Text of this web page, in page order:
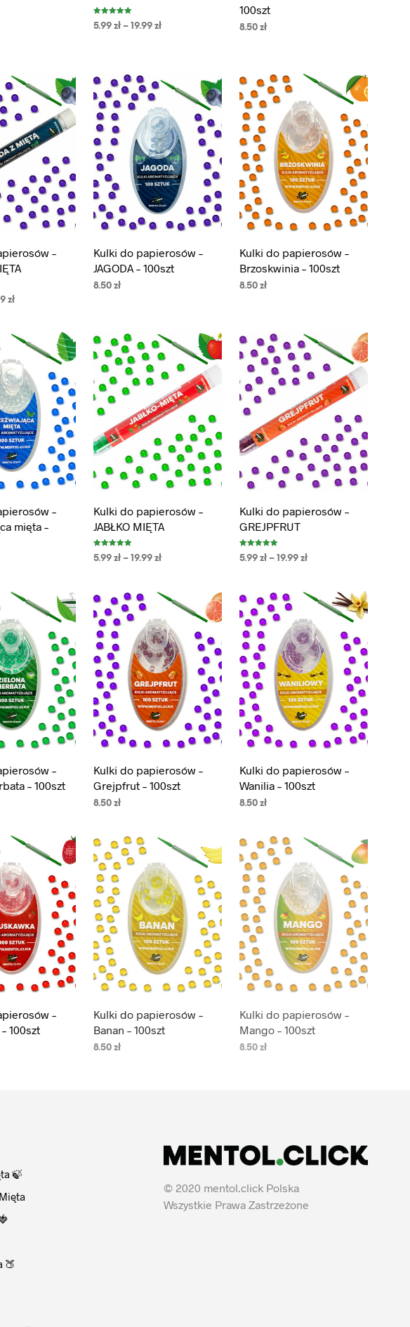
Oceniono
5.00
5.99 zł– 19.99 zł
100szt
8.50 zł
–
zł
Kulki do papierosów –
JAGODA – 100szt
8.50 zł
Kulki do papierosów –
Brzoskwinia – 100szt
8.50 zł
–
mięta –
Kulki do papierosów –
JABŁKO MIĘTA
Oceniono
5.00
5.99 zł– 19.99 zł
Kulki do papierosów –
GREJPFRUT
Oceniono
5.00
5.99 zł– 19.99 zł
–
– 100szt
Kulki do papierosów –
Grejpfrut – 100szt
8.50 zł
Kulki do papierosów –
Wanilia – 100szt
8.50 zł
–
100szt
Kulki do papierosów –
Banan – 100szt
8.50 zł
Kulki do papierosów –
Mango – 100szt
8.50 zł
🍃
🍑
© 2020 mentol.click Polska
Wszystkie Prawa Zastrzeżone